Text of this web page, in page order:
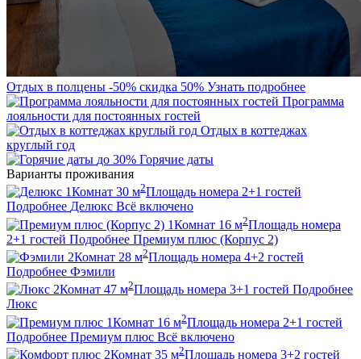
Отдых в полцены -50% скидка 50% Узнать подробнее
Программа
лояльности для постоянных гостей
Отдых в коттеджах
круглый год
до 30% Горячие даты
Варианты проживания
1Комнат 30 м2Площадь номера 2+1 гостей
Подробнее Делюкс Всё включено
1Комнат 16 м2Площадь номера
2+1 гостей Подробнее Премиум плюс (Корпус 2)
2Комнат 28 м2Площадь номера 4+2 гостей
Подробнее Фэмили
2Комнат 47 м2Площадь номера 3+1 гостей Подробнее
Люкс
1Комнат 16 м2Площадь номера 2+1 гостей
Подробнее Премиум плюс Всё включено
2Комнат 35 м2Площадь номера 3+2 гостей